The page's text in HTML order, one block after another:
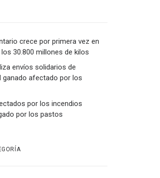
crece por primera vez en
30.800 millones de kilos
envíos solidarios de
ganado afectado por los
por los incendios
por los pastos